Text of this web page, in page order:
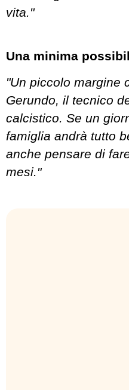
vita."
Una minima
"Un piccolo margine
Gerundo, il tecnico
calcistico. Se un
famiglia andrà tutto
anche pensare di
mesi."